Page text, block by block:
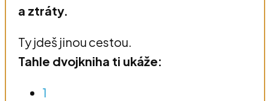
a ztráty.
Ty jdeš jinou cestou.
Tahle dvojkniha ti ukáže:
1